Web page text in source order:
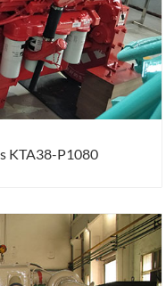
KTA38-P1080